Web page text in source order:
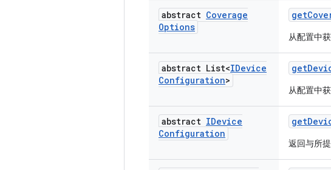
abstract Coverage
Options
get
从配置中
abstract List<IDevice
Configuration>
get
从配置中
abstract IDevice
Configuration
get
返回与所